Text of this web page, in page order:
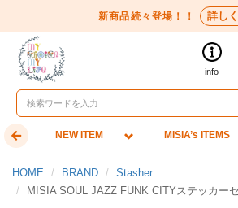
新商品続々登場！！ 詳し
info
NEW ITEM MISIA’s ITEMS
HOME BRAND
Stasher
MISIA SOUL JAZZ FUNK CITYステッカー